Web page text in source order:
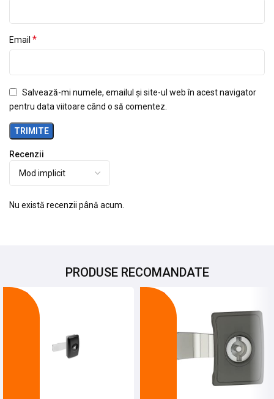
Recenzii
Nu există recenzii până acum.
Email *
Salvează-mi numele, emailul și site-ul web în acest navigator
pentru data viitoare când o să comentez.
PRODUSE RECOMANDATE